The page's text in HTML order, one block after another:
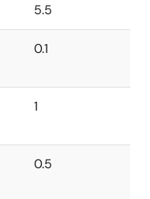
5.5
0.1
1
0.5